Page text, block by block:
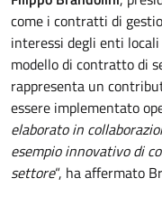
come i contratti di
interessi degli enti
modello di contratto di
rappresenta un
essere implementato
elaborato in
esempio innovativo di
settore“, ha affermato